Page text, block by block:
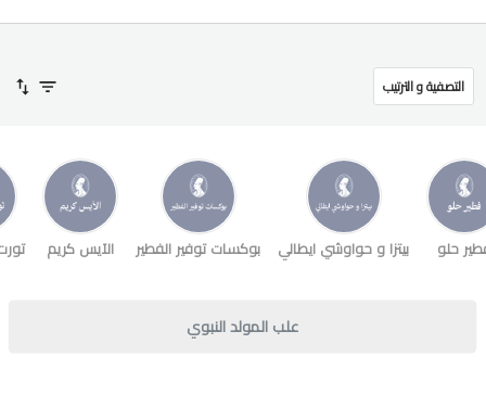
التصفية و الترتيب
حلو بيتزا و حواوشي ايطالي بوكسات توفير الفطير الآيس كريم
علب المولد النبوي